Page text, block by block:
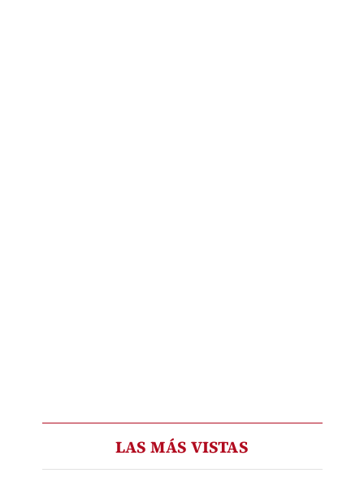
LAS MÁS VISTAS